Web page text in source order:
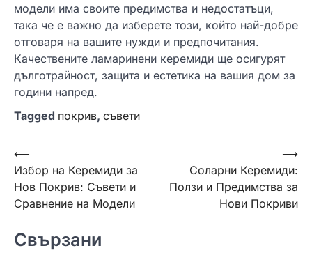
модели има своите предимства и недостатъци,
така че е важно да изберете този, който най-добре
отговаря на вашите нужди и предпочитания.
Качествените ламаринени керемиди ще осигурят
дълготрайност, защита и естетика на вашия дом за
години напред.
Tagged покрив, съвети
Навигация
⟵
Избор на Керемиди за
Нов Покрив: Съвети и
Сравнение на Модели
Соларни Керемиди:
Ползи и Предимства за
Нови Покриви
⟶
Свързани